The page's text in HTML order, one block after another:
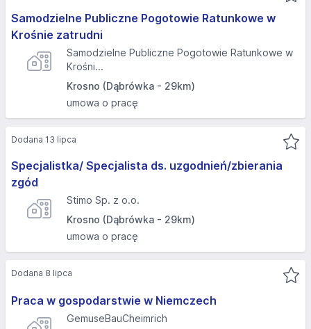
Samodzielne Publiczne Pogotowie Ratunkowe w
Krośnie zatrudni
Samodzielne Publiczne Pogotowie Ratunkowe w
Krośni...
Krosno (Dąbrówka - 29km)
umowa o pracę
Specjalistka/ Specjalista ds. uzgodnień/zbierania
zgód
Stimo Sp. z o.o.
Krosno (Dąbrówka - 29km)
umowa o pracę
Dodana 13 lipca
Praca w gospodarstwie w Niemczech
GemuseBauCheimrich
Dodana 8 lipca